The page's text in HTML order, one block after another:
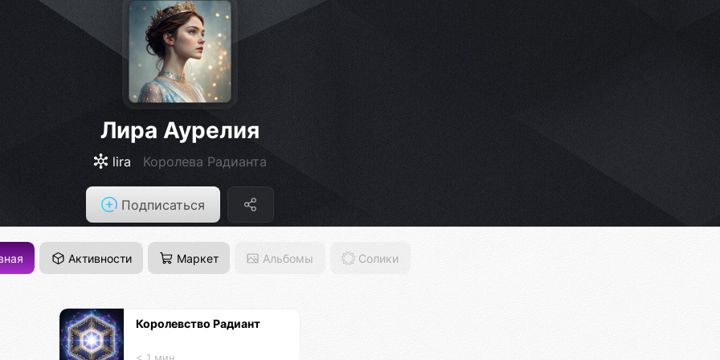
Лира Аурелия
lira Королева Радианта
Подписаться
Активности Маркет Альбомы Солики
Королевство Радиант